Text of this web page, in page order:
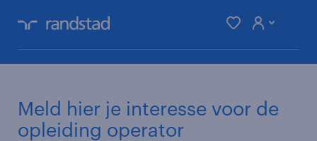
maak een account aan door je in te
Meld hier je interesse voor de
opleiding operator